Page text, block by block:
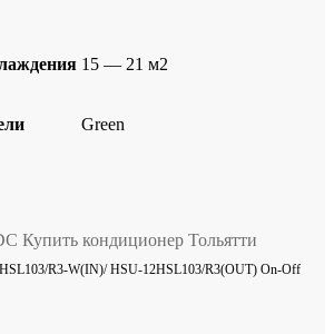
15 — 21 м2
Green
R3-W(IN)/ HSU-12HSL103/R3(OUT) On-Off